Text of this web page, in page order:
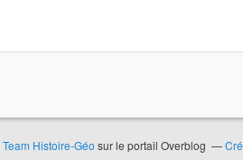
Team Histoire-Géo sur le portail Overblog